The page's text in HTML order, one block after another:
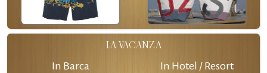
LA VACANZA
In Barca In Hotel / Resort